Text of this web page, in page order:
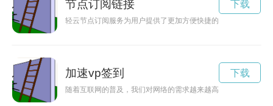
节点订阅链接
轻云节点订阅服务为用户提供了更加方便快捷的网络使用体验
下载
加速vp签到
随着互联网的普及，我们对网络的需求越来越高。而加速VP器
下载